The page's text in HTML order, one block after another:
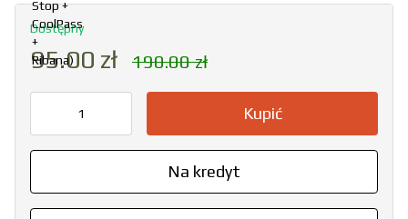
Dostępny
95.00 zł 190.00 zł
Kupić
Na kredyt